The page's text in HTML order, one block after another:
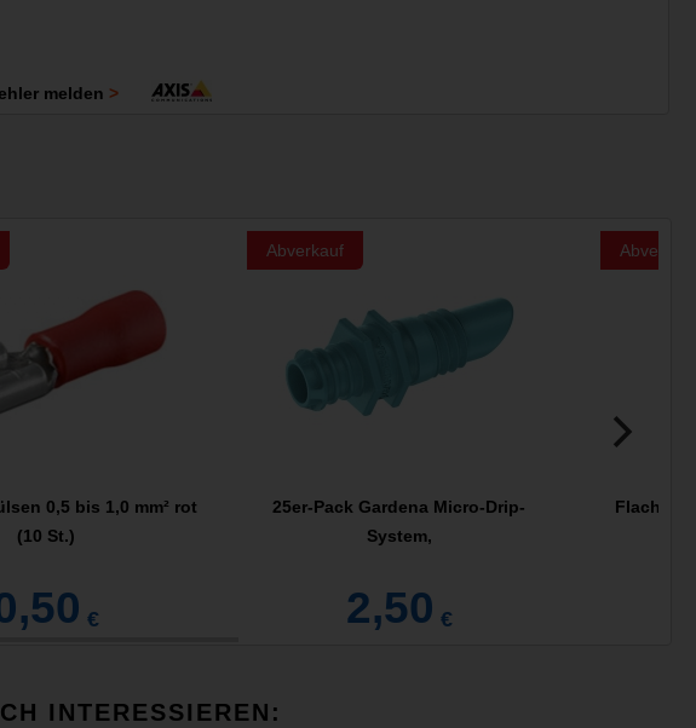
melden
0,5 bis 1,0 mm² rot
(10 St.)
€
Abverkauf
25er-Pack Gardena Micro-Drip-
System,
2,50 €
Abverkauf
INTERESSIEREN: